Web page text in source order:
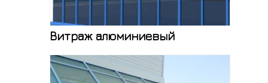
Витраж алюминиевый